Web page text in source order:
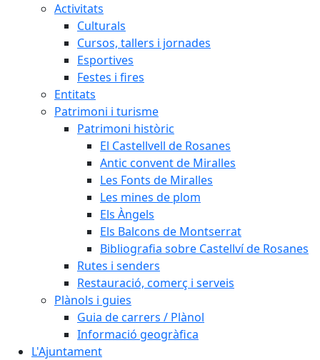
Activitats
Culturals
Cursos, tallers i jornades
Esportives
Festes i fires
Entitats
Patrimoni i turisme
Patrimoni històric
El Castellvell de Rosanes
Antic convent de Miralles
Les Fonts de Miralles
Les mines de plom
Els Àngels
Els Balcons de Montserrat
Bibliografia sobre Castellví de Rosanes
Rutes i senders
Restauració, comerç i serveis
Plànols i guies
Guia de carrers / Plànol
Informació geogràfica
L'Ajuntament